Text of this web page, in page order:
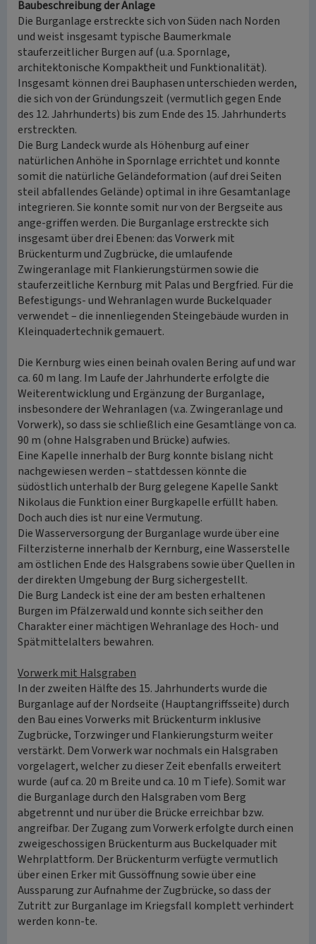
Baubeschreibung der Anlage
Die Burganlage erstreckte sich von Süden nach Norden
und weist insgesamt typische Baumerkmale
stauferzeitlicher Burgen auf (u.a. Spornlage,
architektonische Kompaktheit und Funktionalität).
Insgesamt können drei Bauphasen unterschieden werden,
die sich von der Gründungszeit (vermutlich gegen Ende
des 12. Jahrhunderts) bis zum Ende des 15. Jahrhunderts
erstreckten.
Die Burg Landeck wurde als Höhenburg auf einer
natürlichen Anhöhe in Spornlage errichtet und konnte
somit die natürliche Geländeformation (auf drei Seiten
steil abfallendes Gelände) optimal in ihre Gesamtanlage
integrieren. Sie konnte somit nur von der Bergseite aus
ange-griffen werden. Die Burganlage erstreckte sich
insgesamt über drei Ebenen: das Vorwerk mit
Brückenturm und Zugbrücke, die umlaufende
Zwingeranlage mit Flankierungstürmen sowie die
stauferzeitliche Kernburg mit Palas und Bergfried. Für die
Befestigungs- und Wehranlagen wurde Buckelquader
verwendet – die innenliegenden Steingebäude wurden in
Kleinquadertechnik gemauert.
Die Kernburg wies einen beinah ovalen Bering auf und war
ca. 60 m lang. Im Laufe der Jahrhunderte erfolgte die
Weiterentwicklung und Ergänzung der Burganlage,
insbesondere der Wehranlagen (v.a. Zwingeranlage und
Vorwerk), so dass sie schließlich eine Gesamtlänge von ca.
90 m (ohne Halsgraben und Brücke) aufwies.
Eine Kapelle innerhalb der Burg konnte bislang nicht
nachgewiesen werden – stattdessen könnte die
südöstlich unterhalb der Burg gelegene Kapelle Sankt
Nikolaus die Funktion einer Burgkapelle erfüllt haben.
Doch auch dies ist nur eine Vermutung.
Die Wasserversorgung der Burganlage wurde über eine
Filterzisterne innerhalb der Kernburg, eine Wasserstelle
am östlichen Ende des Halsgrabens sowie über Quellen in
der direkten Umgebung der Burg sichergestellt.
Die Burg Landeck ist eine der am besten erhaltenen
Burgen im Pfälzerwald und konnte sich seither den
Charakter einer mächtigen Wehranlage des Hoch- und
Spätmittelalters bewahren.
Vorwerk mit Halsgraben
In der zweiten Hälfte des 15. Jahrhunderts wurde die
Burganlage auf der Nordseite (Hauptangriffsseite) durch
den Bau eines Vorwerks mit Brückenturm inklusive
Zugbrücke, Torzwinger und Flankierungsturm weiter
verstärkt. Dem Vorwerk war nochmals ein Halsgraben
vorgelagert, welcher zu dieser Zeit ebenfalls erweitert
wurde (auf ca. 20 m Breite und ca. 10 m Tiefe). Somit war
die Burganlage durch den Halsgraben vom Berg
abgetrennt und nur über die Brücke erreichbar bzw.
angreifbar. Der Zugang zum Vorwerk erfolgte durch einen
zweigeschossigen Brückenturm aus Buckelquader mit
Wehrplattform. Der Brückenturm verfügte vermutlich
über einen Erker mit Gussöffnung sowie über eine
Aussparung zur Aufnahme der Zugbrücke, so dass der
Zutritt zur Burganlage im Kriegsfall komplett verhindert
werden konn-te.